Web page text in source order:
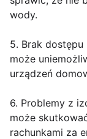
wody.
5. Brak
może
urządzeń
6. Problemy z
może
rachunkami za